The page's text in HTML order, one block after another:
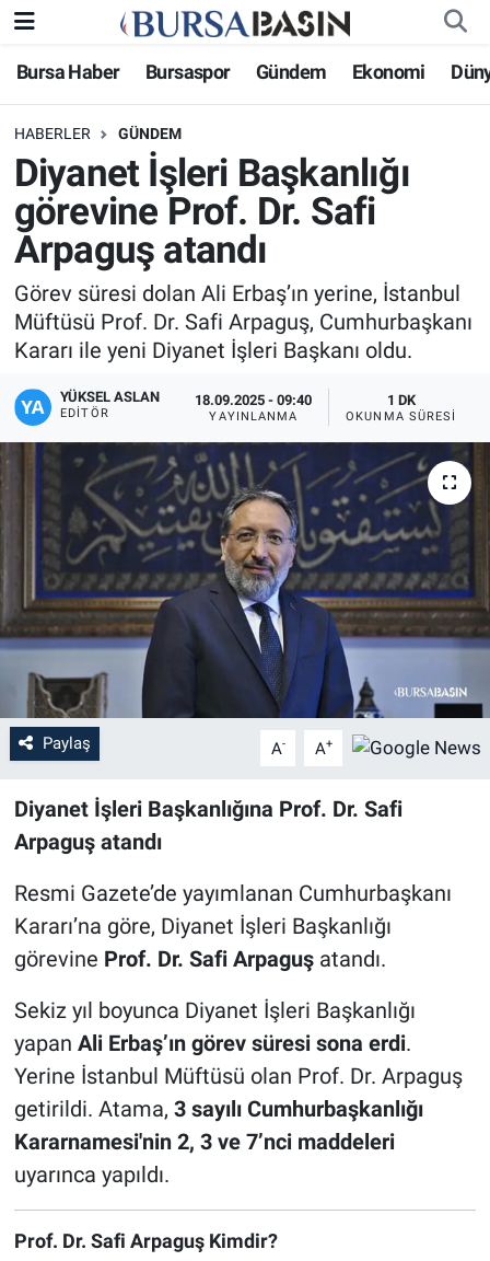
Bursa Haber Bursaspor Gündem Ekonomi
HABERLER GÜNDEM
Diyanet İşleri Başkanlığı
görevine Prof. Dr. Safi
Arpaguş atandı
Görev süresi dolan Ali Erbaş’ın yerine, İstanbul
Müftüsü Prof. Dr. Safi Arpaguş, Cumhurbaşkanı
Kararı ile yeni Diyanet İşleri Başkanı oldu.
YÜKSEL ASLAN
EDITÖR
18.09.2025 - 09:40
YAYINLANMA
1 DK
OKUNMA SÜRESI
Paylaş A- A+
Diyanet İşleri Başkanlığına Prof. Dr. Safi
Arpaguş atandı
Resmi Gazete’de yayımlanan Cumhurbaşkanı
Kararı’na göre, Diyanet İşleri Başkanlığı
görevine Prof. Dr. Safi Arpaguşatandı.
Sekiz yıl boyunca Diyanet İşleri Başkanlığı
yapan Ali Erbaş’ın görev süresi sona erdi.
Yerine İstanbul Müftüsü olan Prof. Dr. Arpaguş
getirildi. Atama, 3 sayılı Cumhurbaşkanlığı
Kararnamesi'nin 2, 3 ve 7’nci maddeleri
uyarınca yapıldı.
Prof. Dr. Safi Arpaguş Kimdir?
Bursa Haber
Genel
Politika
Bilim, Teknoloji
KÜLTÜR-SANAT
Yerel
Bursaspor
Gündem
Sağlık
Eğitim
Ekonomi
Dünya
Teknoloji
Magazin
Yaşam
Nöbetçi Eczaneler
Bursa Nöbetçi Eczaneler
Bursa Hava Durumu
Bursa Namaz Vakitleri
Bursa Trafik Yoğunluk Haritası
Süper Lig Puan Durumu ve Fikstür
Tüm Manşetler
Son Dakika Haberleri
Haber Arşivi